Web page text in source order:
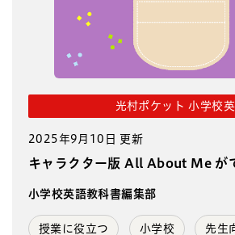
光村ポケット 小学校
2025年9月10日 更新
キャラクター版 All About Me が
小学校英語教科書編集部
授業に役立つ 小学校 先生